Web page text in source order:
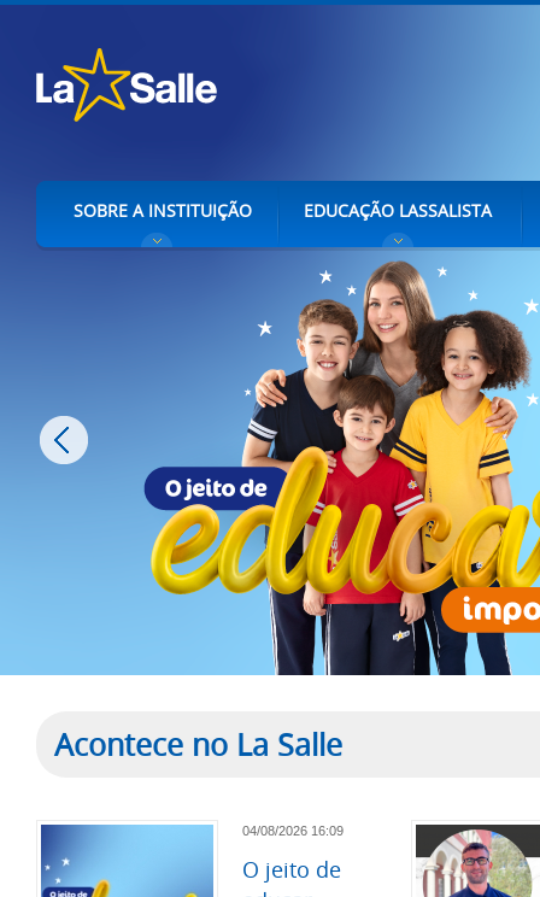
SOBRE A INSTITUIÇÃO EDUCAÇÃO LASSALISTA
Acontece no La Salle
04/08/2026 16:09
O jeito de